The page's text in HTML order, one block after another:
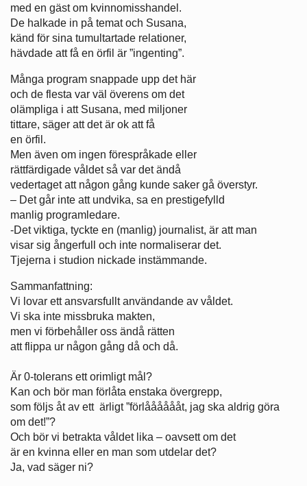
med en gäst om kvinnomisshandel.
De halkade in på temat och Susana,
känd för sina tumultartade relationer,
hävdade att få en örfil är ”ingenting”.
Många program snappade upp det här
och de flesta var väl överens om det
olämpliga i att Susana, med miljoner
tittare, säger att det är ok att få
en örfil.
Men även om ingen förespråkade eller
rättfärdigade våldet så var det ändå
vedertaget att någon gång kunde saker gå överstyr.
– Det går inte att undvika, sa en prestigefylld
manlig programledare.
-Det viktiga, tyckte en (manlig) journalist, är att man
visar sig ångerfull och inte normaliserar det.
Tjejerna i studion nickade instämmande.
Sammanfattning:
Vi lovar ett ansvarsfullt användande av våldet.
Vi ska inte missbruka makten,
men vi förbehåller oss ändå rätten
att flippa ur någon gång då och då.
Är 0-tolerans ett orimligt mål?
Kan och bör man förlåta enstaka övergrepp,
som följs åt av ett ärligt ”förlååååååt, jag ska aldrig göra
om det!”?
Och bör vi betrakta våldet lika – oavsett om det
är en kvinna eller en man som utdelar det?
Ja, vad säger ni?